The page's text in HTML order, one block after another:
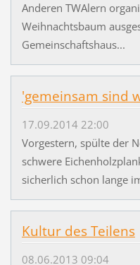
Anderen TWAlern
Weihnachtsbaum
Gemeinschaftshaus...
'gemeinsam sind
17.09.2014 22:00
Vorgestern, spülte der
schwere
sicherlich schon lange
Kultur des Teilens
08.06.2013 09:04